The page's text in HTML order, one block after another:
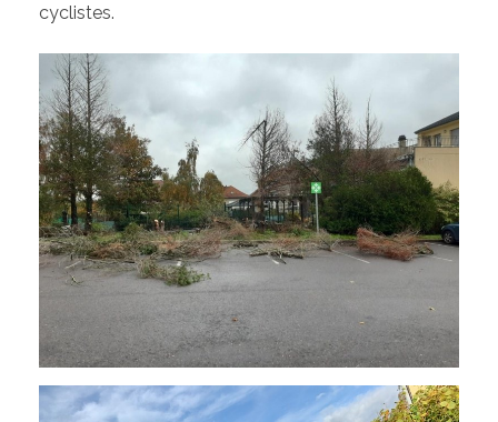
Règlement du Cimetière
DICRIM
cyclistes.